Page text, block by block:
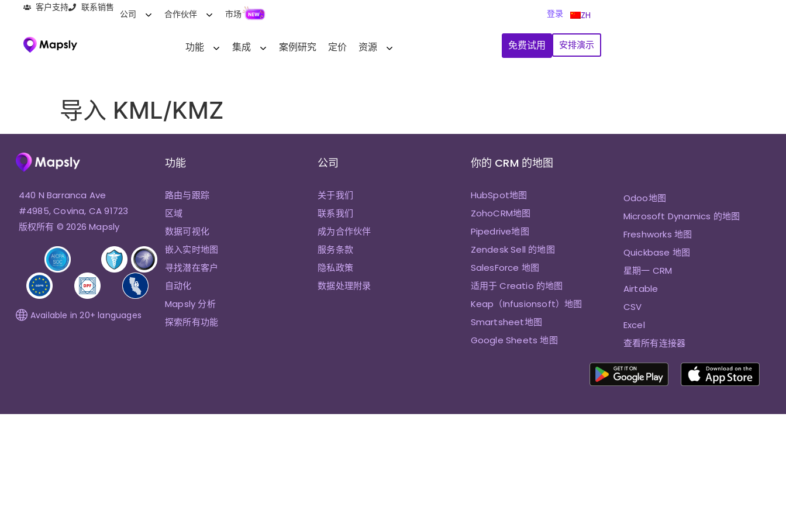
客户支持 联系销售
公司 合作伙伴 市场 登录 ZH
功能 集成 案例研究 定价 资源 免费试用 安排演示
导入 KML/KMZ
440 N Barranca Ave
#4985, Covina, CA 91723
版权所有 © 2026 Mapsly
Available in 20+ languages
功能
路由与跟踪
区域
数据可视化
嵌入实时地图
寻找潜在客户
自动化
Mapsly 分析
探索所有功能
公司
关于我们
联系我们
成为合作伙伴
服务条款
隐私政策
数据处理附录
你的 CRM 的地图
HubSpot地图
ZohoCRM地图
Pipedrive地图
Zendesk Sell 的地图
SalesForce 地图
适用于 Creatio 的地图
Keap（Infusionsoft）地图
Smartsheet地图
Google Sheets 地图
Odoo地图
Microsoft Dynamics 的地图
Freshworks 地图
Quickbase 地图
星期一 CRM
Airtable
CSV
Excel
查看所有连接器